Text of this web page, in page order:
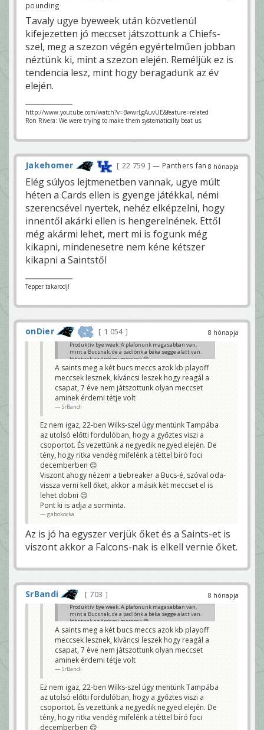
pounding
Tavaly ugye byeweek után közvetlenül
kifejezetten jó meccset játszottunk a Chiefs-
szel, meg a szezon végén egyértelműen jobban
néztünk ki, mint a szezon elején. Reméljük ez is
tendencia lesz, mint hogy beragadunk az év
elején.
http://www.youtube.com/watch?v=BwwrLgAuvUE&feature=related
Ron Rivera: We were trying to make them systematically beat us.
8 hónapja
Jakehomer 22 759 — Panthers fan
Elég súlyos lejtmenetben vannak, ugye múlt
héten a Cards ellen is gyenge játékkal, némi
szerencsével nyertek, nehéz elképzelni, hogy
innentől akárki ellen is hengerelnének. Ettől
még akármi lehet, mert mi is fogunk még
kikapni, mindenesetre nem kéne kétszer
kikapni a Saintstől
Tepper takarodj!
8 hónapja
onDier 1 054
Produktív bye week. A plafonunk magasabban van,
mint a Bucsnak, de a padlónk a béka segge alatt van.
Jöhetnek az érdemi meccsek 😊
Jakehomer
A saints meg a két bucs meccs azok kb playoff
meccsek lesznek, kíváncsi leszek hogy reagál a
csapat, 7 éve nem játszottunk olyan meccset
aminek érdemi tétje volt
SrBandi
Ez nem igaz, 22-ben Wilks-szel úgy mentünk Tampába
az utolsó előtti fordulóban, hogy a győztes viszi a
csoportot. És vezettünk a negyedik negyed elején. De
tény, hogy ritka vendég mifelénk a téttel bíró foci
decemberben 😊
Viszont ahogy nézem a tiebreaker a Bucs-é, szóval oda-
vissza verni kell őket, akkor a másik két meccset el is
lehet dobni 😊
Pont ki is adja a sorminta.
gabokocka
Az is jó ha egyszer verjük őket és a Saints-et is
viszont akkor a Falcons-nak is elkell vernie őket.
8 hónapja
SrBandi 703
Produktív bye week. A plafonunk magasabban van,
mint a Bucsnak, de a padlónk a béka segge alatt van.
Jöhetnek az érdemi meccsek 😊
Jakehomer
A saints meg a két bucs meccs azok kb playoff
meccsek lesznek, kíváncsi leszek hogy reagál a
csapat, 7 éve nem játszottunk olyan meccset
aminek érdemi tétje volt
SrBandi
Ez nem igaz, 22-ben Wilks-szel úgy mentünk Tampába
az utolsó előtti fordulóban, hogy a győztes viszi a
csoportot. És vezettünk a negyedik negyed elején. De
tény, hogy ritka vendég mifelénk a téttel bíró foci
decemberben 😊